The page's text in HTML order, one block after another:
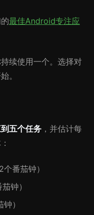
最佳Android专注应
续使用一个。选择对
。
五个任务 ，并估计每
番茄钟）
钟）
）